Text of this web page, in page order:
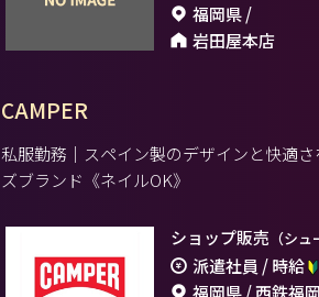
福岡県 /
岩田屋本店
CAMPER
私服勤務｜スペイン製のデザインと快適
ズブランド《ネイルOK》
ショップ販売 （シュ
派遣社員 / 時給
福岡県 / 西鉄福